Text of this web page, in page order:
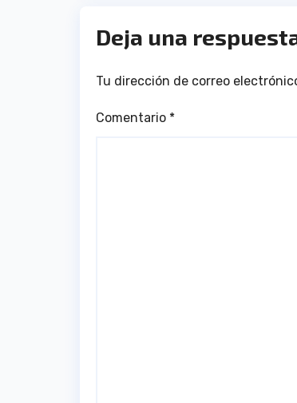
Deja una
Tu dirección de correo
Comentario *